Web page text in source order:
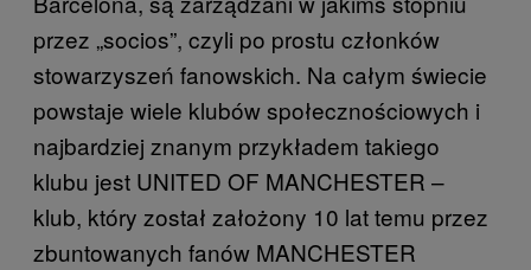
przez „socios”, czyli po prostu członków
stowarzyszeń fanowskich. Na całym świecie
powstaje wiele klubów społecznościowych i
najbardziej znanym przykładem takiego
klubu jest UNITED OF MANCHESTER –
klub, który został założony 10 lat temu przez
zbuntowanych fanów MANCHESTER